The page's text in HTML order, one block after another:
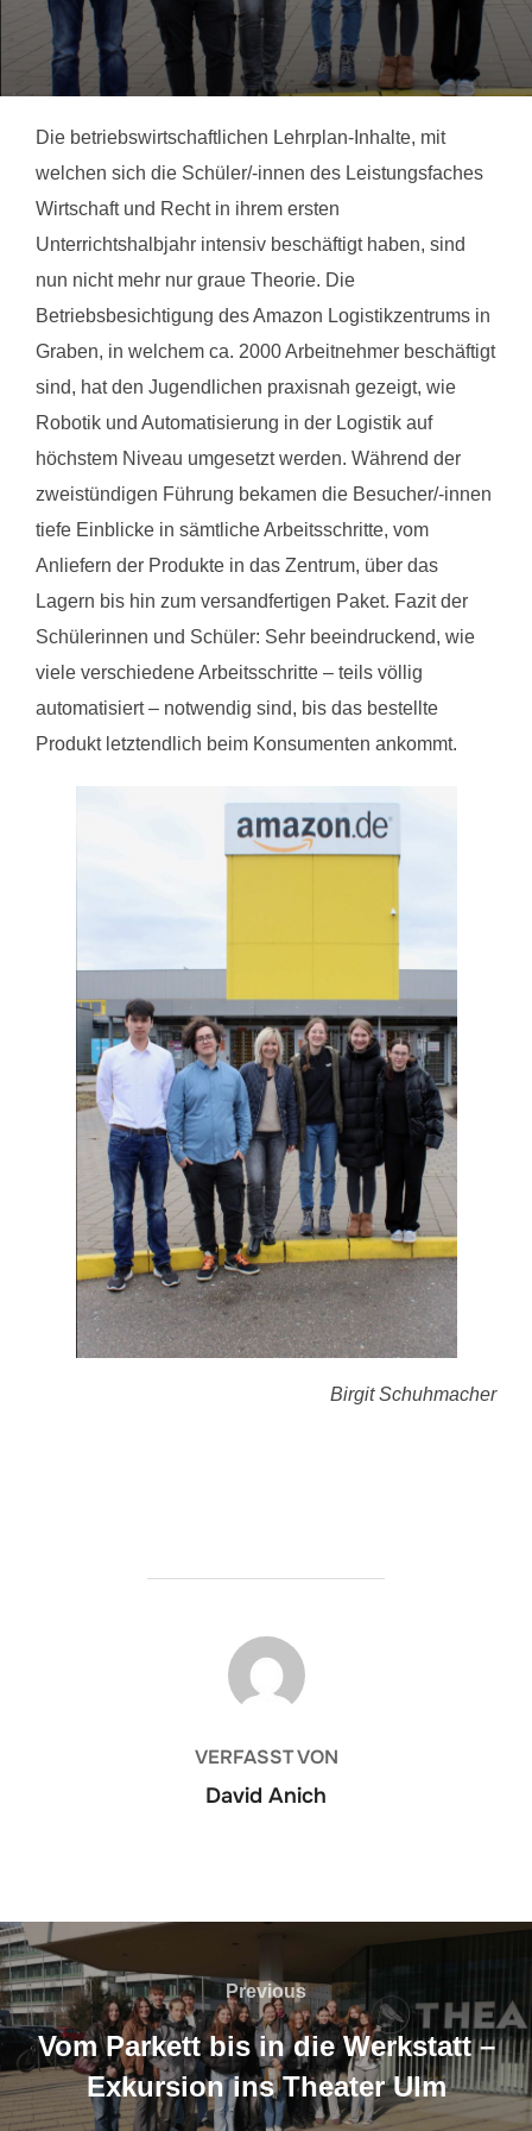
Die betriebswirtschaftlichen Lehrplan-Inhalte, mit
welchen sich die Schüler/-innen des Leistungsfaches
Wirtschaft und Recht in ihrem ersten
Unterrichtshalbjahr intensiv beschäftigt haben, sind
nun nicht mehr nur graue Theorie. Die
Betriebsbesichtigung des Amazon Logistikzentrums in
Graben, in welchem ca. 2000 Arbeitnehmer beschäftigt
sind, hat den Jugendlichen praxisnah gezeigt, wie
Robotik und Automatisierung in der Logistik auf
höchstem Niveau umgesetzt werden. Während der
zweistündigen Führung bekamen die Besucher/-innen
tiefe Einblicke in sämtliche Arbeitsschritte, vom
Anliefern der Produkte in das Zentrum, über das
Lagern bis hin zum versandfertigen Paket. Fazit der
Schülerinnen und Schüler: Sehr beeindruckend, wie
viele verschiedene Arbeitsschritte – teils völlig
automatisiert – notwendig sind, bis das bestellte
Produkt letztendlich beim Konsumenten ankommt.
Birgit Schuhmacher
BEITRAGSAUTOR
VERFASST VON
David Anich
Beitragsnavigation
Previous
Previous
Vom Parkett bis in die Werkstatt –
Exkursion ins Theater Ulm